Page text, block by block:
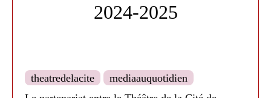
2024-2025
theatredelacite
mediaauquotidien